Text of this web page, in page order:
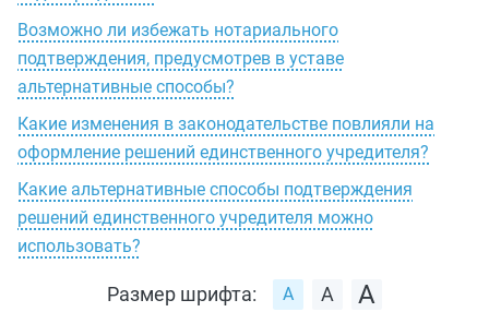
Возможно ли избежать нотариального
подтверждения, предусмотрев в уставе
альтернативные способы?
Какие изменения в законодательстве повлияли на
оформление решений единственного учредителя?
Какие альтернативные способы подтверждения
решений единственного учредителя можно
использовать?
Размер шрифта: